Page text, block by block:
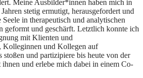
Meine Ausbilder*innen haben mich in
stetig ermutigt, herausgefordert und
in therapeutisch und analytischen
geformt und geschärft. Letztlich konnte ich
mit Klienten und
Kolleginnen und Kollegen auf
stoßen und partizipiere bis heute von der
und erlebe mich dabei in einem Co-